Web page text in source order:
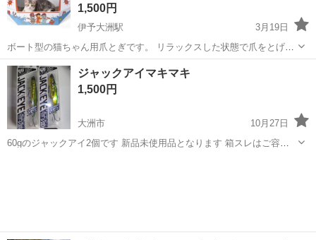
1,500円
伊予大洲駅
3月19日
ボート型の猫ちゃん用爪とぎです。 リラックスした状態で爪をとげま
す✨️ ダンボールで組み立て式 新品未使用です
愛媛 大洲市 伊予大洲駅 その他
ジャックアイマキマキ
1,500円
大洲市
10月27日
60gのジャックアイ2個です 新品未使用品となります 箱スレはご容赦